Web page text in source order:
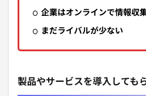
企業はオンラインで情報収
まだライバルが少ない
製品やサービスを導入しても